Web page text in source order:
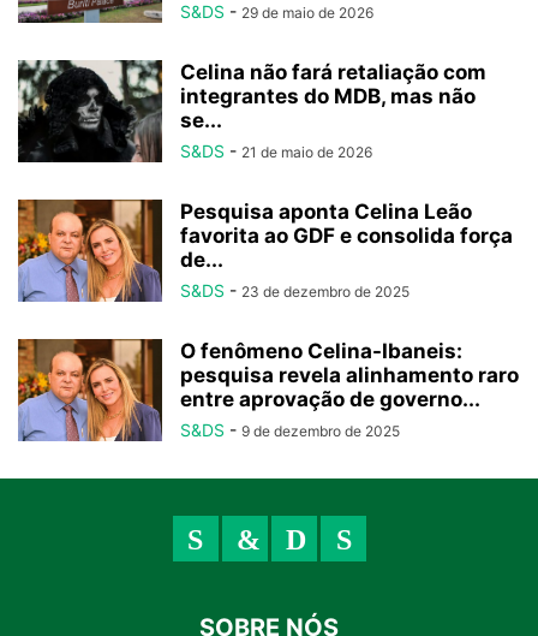
S&DS - 29 de maio de 2026
Celina não fará retaliação com
integrantes do MDB, mas não
se...
S&DS - 21 de maio de 2026
Pesquisa aponta Celina Leão
favorita ao GDF e consolida força
de...
S&DS - 23 de dezembro de 2025
O fenômeno Celina-Ibaneis:
pesquisa revela alinhamento raro
entre aprovação de governo...
S&DS - 9 de dezembro de 2025
SOBRE NÓS